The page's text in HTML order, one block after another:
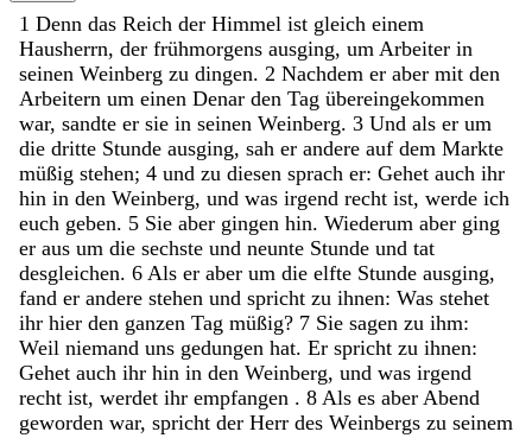
1 Denn das Reich der Himmel ist gleich einem
Hausherrn, der frühmorgens ausging, um Arbeiter in
seinen Weinberg zu dingen. 2 Nachdem er aber mit den
Arbeitern um einen Denar den Tag übereingekommen
war, sandte er sie in seinen Weinberg. 3 Und als er um
die dritte Stunde ausging, sah er andere auf dem Markte
müßig stehen; 4 und zu diesen sprach er: Gehet auch ihr
hin in den Weinberg, und was irgend recht ist, werde ich
euch geben. 5 Sie aber gingen hin. Wiederum aber ging
er aus um die sechste und neunte Stunde und tat
desgleichen. 6 Als er aber um die elfte Stunde ausging,
fand er andere stehen und spricht zu ihnen: Was stehet
ihr hier den ganzen Tag müßig? 7 Sie sagen zu ihm:
Weil niemand uns gedungen hat. Er spricht zu ihnen:
Gehet auch ihr hin in den Weinberg, und was irgend
recht ist, werdet ihr empfangen . 8 Als es aber Abend
geworden war, spricht der Herr des Weinbergs zu seinem